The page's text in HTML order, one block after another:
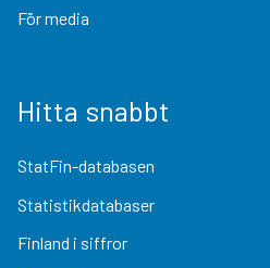
För media
Hitta snabbt
StatFin-databasen
Statistikdatabaser
Finland i siffror